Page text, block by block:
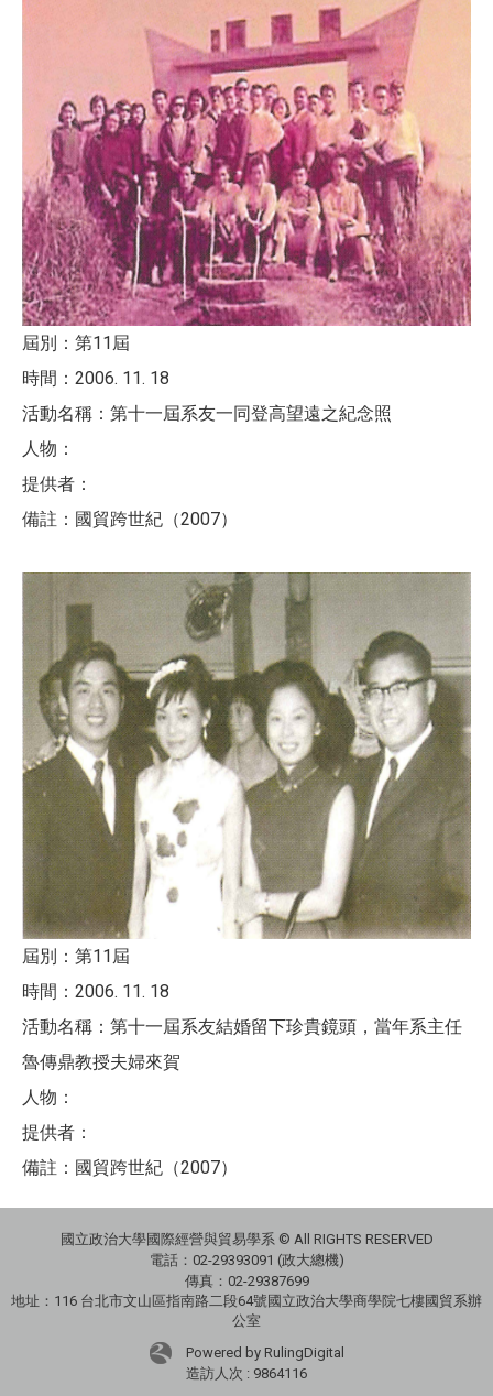
屆別：第11屆
時間：2006. 11. 18
活動名稱：第十一屆系友一同登高望遠之紀念照
人物：
提供者：
備註：國貿跨世紀（2007）
屆別：第11屆
時間：2006. 11. 18
活動名稱：第十一屆系友結婚留下珍貴鏡頭，當年系主任
魯傳鼎教授夫婦來賀
人物：
提供者：
備註：國貿跨世紀（2007）
國立政治大學國際經營與貿易學系 © All RIGHTS RESERVED
電話： 02-29393091 (政大總機)
傳真：02-29387699
地址： 116 台北市文山區指南路二段64號國立政治大學商學院七樓國貿系辦
公室
Powered by RulingDigital
造訪人次 : 9864116